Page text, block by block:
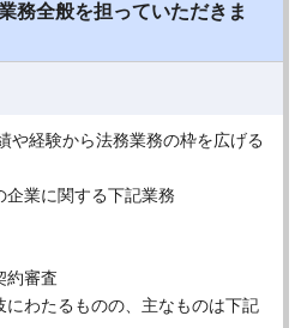
務全般を担っていただきま
や経験から法務業務の枠を広げる
企業に関する下記業務
約審査
わたるものの、主なものは下記